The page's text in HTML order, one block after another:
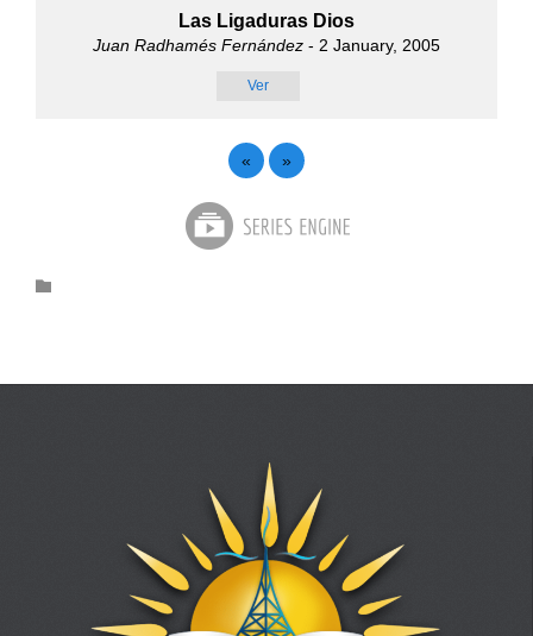
Las Ligaduras Dios
Juan Radhamés Fernández - 2 January, 2005
Ver
« »
